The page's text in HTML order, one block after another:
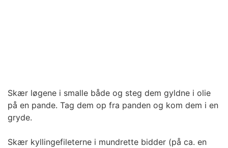
Skær løgene i smalle både og steg dem gyldne i olie
på en pande. Tag dem op fra panden og kom dem i en
gryde.
Skær kyllingefileterne i mundrette bidder (på ca. en